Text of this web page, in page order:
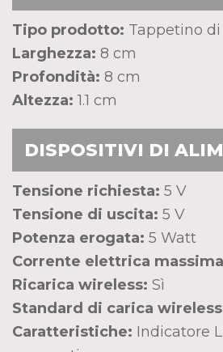
Tipo prodotto: Tappetino
Larghezza: 8 cm
Profondità: 8 cm
Altezza: 1.1 cm
DISPOSITIVI DI
Tensione richiesta: 5 V
Tensione di uscita: 5 V
Potenza erogata: 5 Watt
Corrente elettrica
Ricarica wireless: Sì
Standard di carica
Caratteristiche: Indicatore